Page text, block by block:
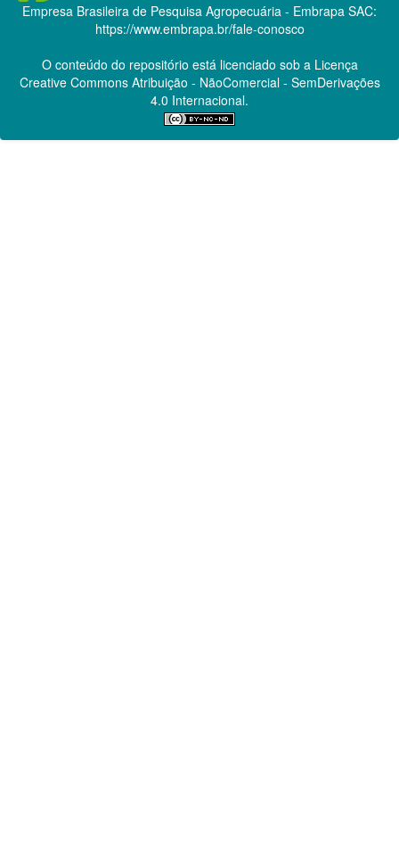
Empresa Brasileira de Pesquisa Agropecuária - Embrapa SAC:
https://www.embrapa.br/fale-conosco
O conteúdo do repositório está licenciado sob a Licença
Creative CommonsAtribuição - NãoComercial - SemDerivações
4.0 Internacional.